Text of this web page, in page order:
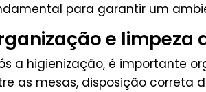
para garantir um
e limpeza
a higienização, é importante
as mesas, disposição correta